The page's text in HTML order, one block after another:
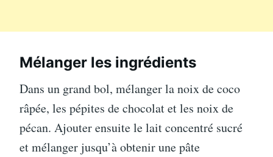
Mélanger les ingrédients
Dans un grand bol, mélanger la noix de coco
râpée, les pépites de chocolat et les noix de
pécan. Ajouter ensuite le lait concentré sucré
et mélanger jusqu’à obtenir une pâte